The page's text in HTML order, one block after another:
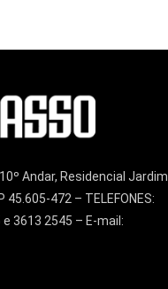
Andar, Residencial Jardim
472 – TELEFONES:
3613 2545 – E-mail: